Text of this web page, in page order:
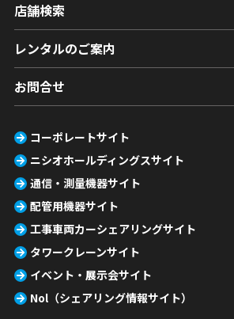
店舗検索
レンタルのご案内
お問合せ
コーポレートサイト
ニシオホールディングスサイト
通信・測量機器サイト
配管用機器サイト
工事車両カーシェアリングサイト
タワークレーンサイト
イベント・展示会サイト
Nol（シェアリング情報サイト）